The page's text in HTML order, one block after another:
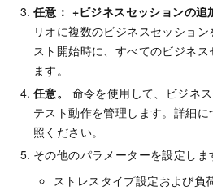
任意： +ビジネスセッションの追
リオに複数のビジネスセッショ
スト開始時に、すべてのビジネ
ます。
任意。
命令を使用して、ビジネ
テスト動作を管理します。詳細
照ください。
その他のパラメーターを設定しま
ストレスタイプ設定および負